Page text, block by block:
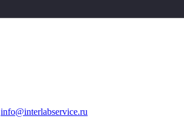
info@interlabservice.ru